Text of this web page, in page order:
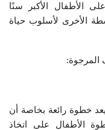
الأطفال الأكبر سنًا
الأخرى لأسلوب حياة
المرجوة:
خطوة رائعة بخاصة أن
الأطفال على اتخاذ